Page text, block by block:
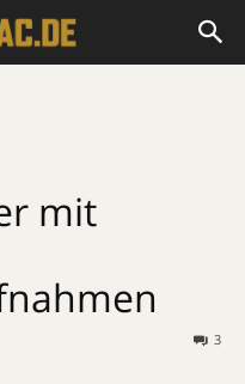
mit
3